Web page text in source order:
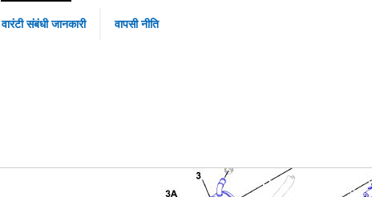
वारंटी संबंधी जानकारी वापसी नीति